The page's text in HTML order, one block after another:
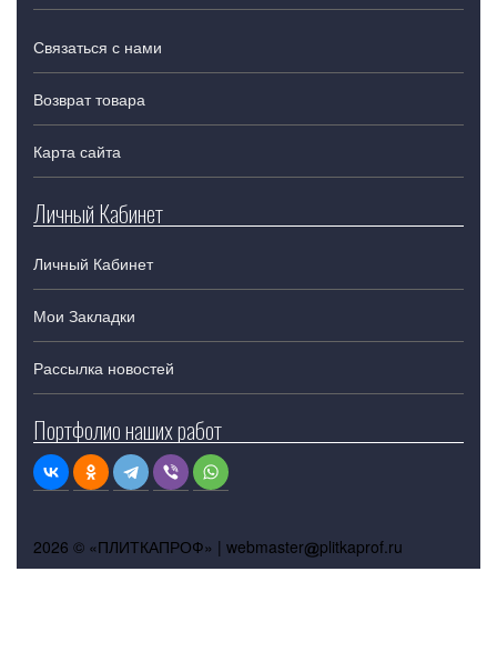
Связаться с нами
Возврат товара
Карта сайта
Личный Кабинет
Личный Кабинет
Мои Закладки
Рассылка новостей
Портфолио наших работ
2026 © «ПЛИТКАПРОФ» | webmaster plitkaprof.ru